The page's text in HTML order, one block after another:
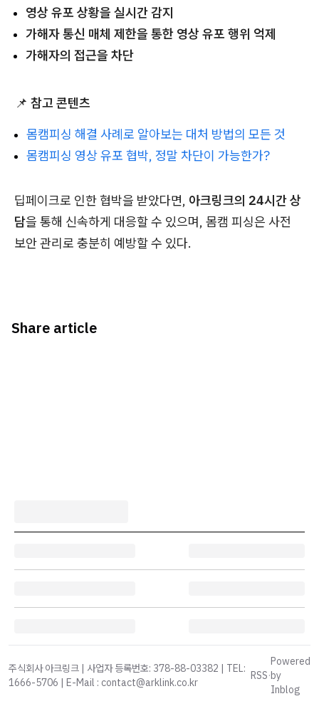
영상 유포 상황을 실시간 감지
가해자 통신 매체 제한을 통한 영상 유포 행위 억제
가해자의 접근을 차단
📌 참고 콘텐츠
몸캠피싱 해결 사례로 알아보는 대처 방법의 모든 것
몸캠피싱 영상 유포 협박, 정말 차단이 가능한가?
딥페이크로 인한 협박을 받았다면, 아크링크의 24시간 상
담을 통해 신속하게 대응할 수 있으며, 몸캠 피싱은 사전
보안 관리로 충분히 예방할 수 있다.
Share article
주식회사 아크링크 | 사업자 등록번호: 378-88-03382 | TEL:
1666-5706 | E-Mail : contact@arklink.co.kr
RSS·
Powered
by
Inblog